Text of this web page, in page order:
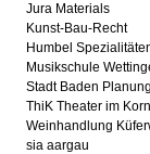
Jura Materials
Kunst-Bau-Recht
Humbel
Musikschule
Stadt Baden
ThiK Theater im
Weinhandlung
sia aargau